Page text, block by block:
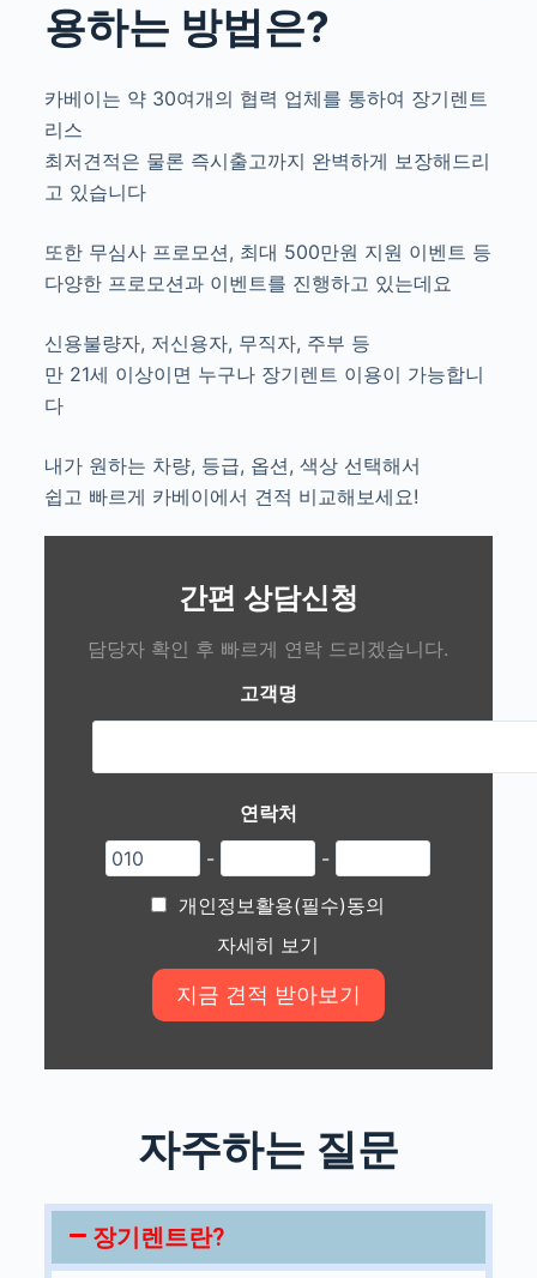
용하는 방법은?
카베이는 약 30여개의 협력 업체를 통하여 장기렌트
리스
최저견적은 물론 즉시출고까지 완벽하게 보장해드리
고 있습니다
또한 무심사 프로모션, 최대 500만원 지원 이벤트 등
다양한 프로모션과 이벤트를 진행하고 있는데요
신용불량자, 저신용자, 무직자, 주부 등
만 21세 이상이면 누구나 장기렌트 이용이 가능합니
다
내가 원하는 차량, 등급, 옵션, 색상 선택해서
쉽고 빠르게 카베이에서 견적 비교해보세요!
간편 상담신청
담당자 확인 후 빠르게 연락 드리겠습니다.
고객명
연락처
-
-
개인정보활용(필수)동의
자세히 보기
자주하는 질문
장기렌트란?